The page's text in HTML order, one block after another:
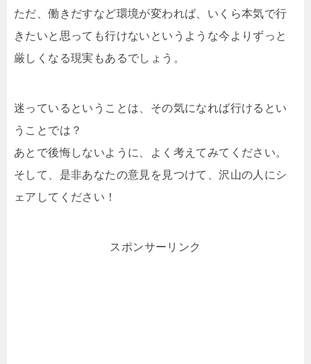
ただ、働きだすなど環境が変われば、いくら本気で行
きたいと思っても行けないというような今よりずっと
厳しくなる現実もあるでしょう。
迷っているということは、その気になれば行けるとい
うことでは？
あとで後悔しないように、よく考えてみてください。
そして、是非あなたの意見を見つけて、沢山の人にシ
ェアしてください！
スポンサーリンク